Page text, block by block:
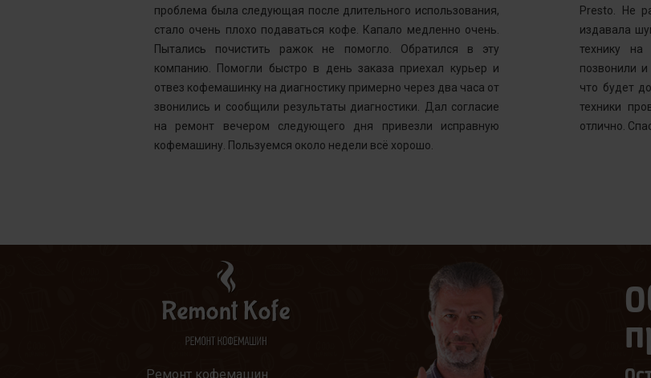
проблема была следующая после длительного использования,
стало очень плохо подаваться кофе. Капало медленно очень.
Пытались почистить ражок не помогло. Обратился в эту
компанию. Помогли быстро в день заказа приехал курьер и
отвез кофемашинку на диагностику примерно через два часа от
звонились и сообщили результаты диагностики. Дал согласие
на ремонт вечером следующего дня привезли исправную
кофемашину. Пользуемся около недели всё хорошо.
Presto. Не
издавала
технику
позвонили
что будет
техники
отлично.
Ремонт кофемашин